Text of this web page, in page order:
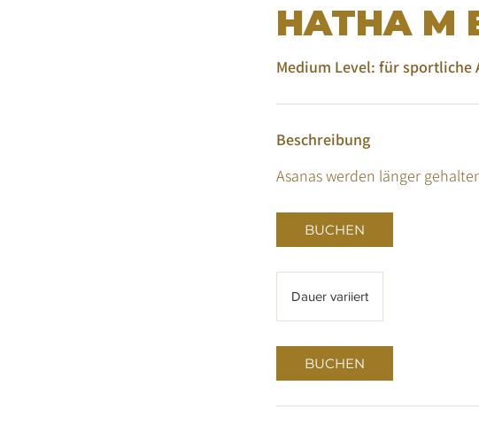
HATHA M
Medium Level: für sportliche
Beschreibung
Asanas werden länger
BUCHEN
Dauer variiert
BUCHEN